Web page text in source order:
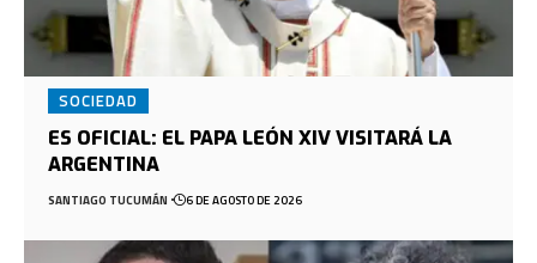
SOCIEDAD
ES OFICIAL: EL PAPA LEÓN XIV VISITARÁ LA
ARGENTINA
SANTIAGO TUCUMÁN 6 DE AGOSTO DE 2026